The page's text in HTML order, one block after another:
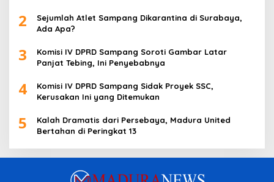
2
Sejumlah Atlet Sampang Dikarantina di Surabaya,
Ada Apa?
3
Komisi IV DPRD Sampang Soroti Gambar Latar
Panjat Tebing, Ini Penyebabnya
4
Komisi IV DPRD Sampang Sidak Proyek SSC,
Kerusakan Ini yang Ditemukan
5
Kalah Dramatis dari Persebaya, Madura United
Bertahan di Peringkat 13